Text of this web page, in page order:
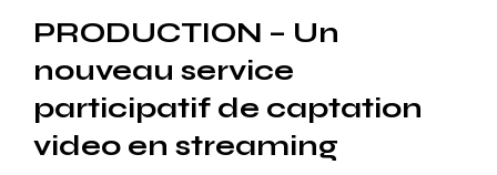
PRODUCTION – Un
nouveau service
participatif de captation
video en streaming